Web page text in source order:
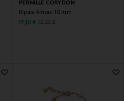
PERNILLE CORYDON
Ripats Amour 10 mm
Discounted Price
17,10 € Original Price
43,00 €